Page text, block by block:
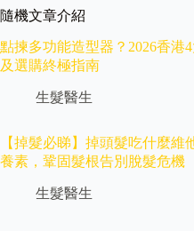
隨機文章介紹
點揀多功能造型器？2026香港
及選購終極指南
生髮醫生
【掉髮必睇】掉頭髮吃什麼
養素，鞏固髮根告別脫髮危機
生髮醫生